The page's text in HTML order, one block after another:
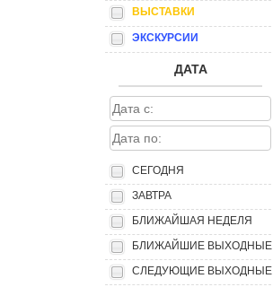
ВЫСТАВКИ
ЭКСКУРСИИ
ДАТА
СЕГОДНЯ
ЗАВТРА
БЛИЖАЙШАЯ НЕДЕЛЯ
БЛИЖАЙШИЕ ВЫХОДНЫЕ
СЛЕДУЮЩИЕ ВЫХОДНЫЕ